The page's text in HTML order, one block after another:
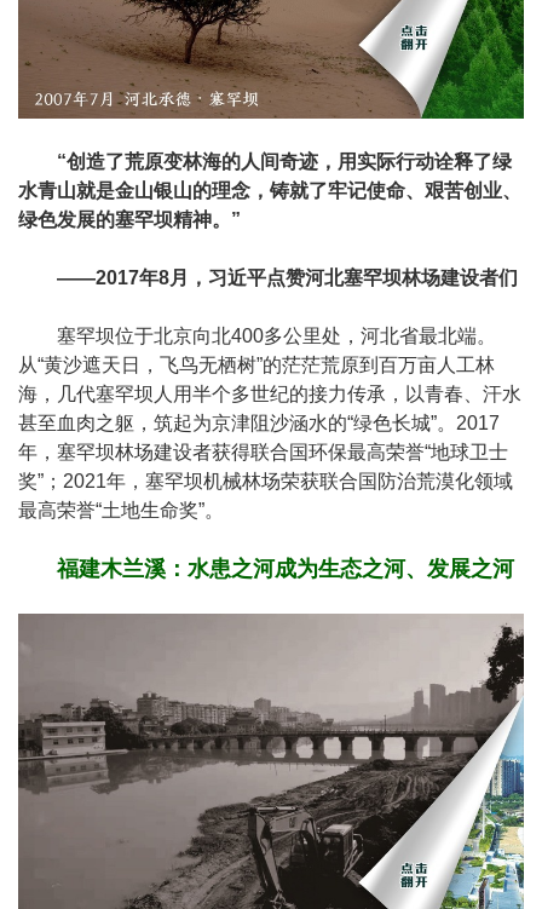
“创造了荒原变林海的人间奇迹，用实际行动诠释了绿
水青山就是金山银山的理念，铸就了牢记使命、艰苦创业、
绿色发展的塞罕坝精神。”
——2017年8月，习近平点赞河北塞罕坝林场建设者们
塞罕坝位于北京向北400多公里处，河北省最北端。
从“黄沙遮天日，飞鸟无栖树”的茫茫荒原到百万亩人工林
海，几代塞罕坝人用半个多世纪的接力传承，以青春、汗水
甚至血肉之躯，筑起为京津阻沙涵水的“绿色长城”。2017
年，塞罕坝林场建设者获得联合国环保最高荣誉“地球卫士
奖”；2021年，塞罕坝机械林场荣获联合国防治荒漠化领域
最高荣誉“土地生命奖”。
福建木兰溪：水患之河成为生态之河、发展之河